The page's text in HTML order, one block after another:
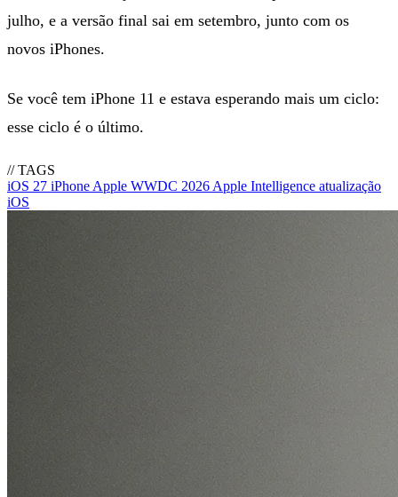
julho, e a versão final sai em setembro, junto com os
novos iPhones.
Se você tem iPhone 11 e estava esperando mais um ciclo:
esse ciclo é o último.
// TAGS
iOS 27 iPhone Apple WWDC 2026 Apple Intelligence atualização
iOS